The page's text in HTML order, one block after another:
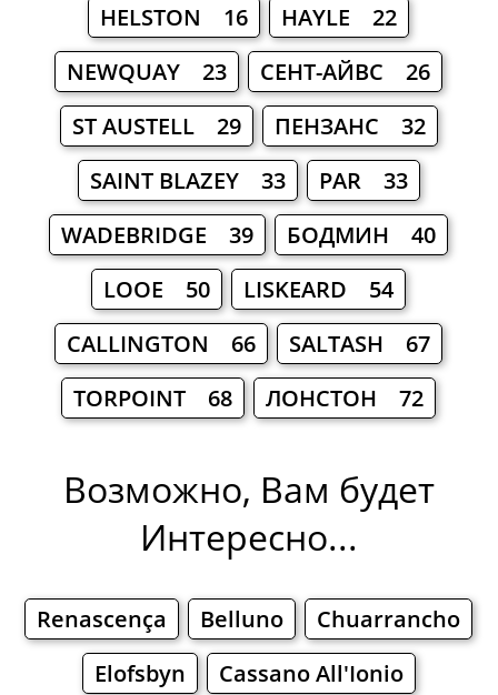
HELSTON 16
HAYLE 22
NEWQUAY 23
СЕНТ-АЙВС 26
ST AUSTELL 29
ПЕНЗАНС 32
SAINT BLAZEY 33
PAR 33
WADEBRIDGE 39
БОДМИН 40
LOOE 50
LISKEARD 54
CALLINGTON 66
SALTASH 67
TORPOINT 68
ЛОНСТОН 72
Возможно, Вам будет
Интересно...
Renascença Belluno
Chuarrancho
Elofsbyn
Cassano All'Ionio